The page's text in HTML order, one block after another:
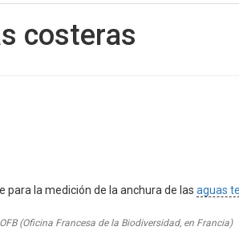
costeras
para la medición de la anchura de las aguas
(Oficina Francesa de la Biodiversidad, en Francia)